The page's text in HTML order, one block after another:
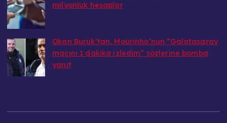
milyonluk hesaplar
Okan Buruk’tan, Mourinho’nun ”Galatasaray
maçını 1 dakika izledim” sözlerine bomba
yanıt